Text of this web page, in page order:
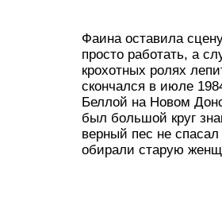
Фаина оставила
просто работать, а
крохотных ролях
скончался в июле
Беллой на Новом
был большой круг
верный пес не
обирали старую